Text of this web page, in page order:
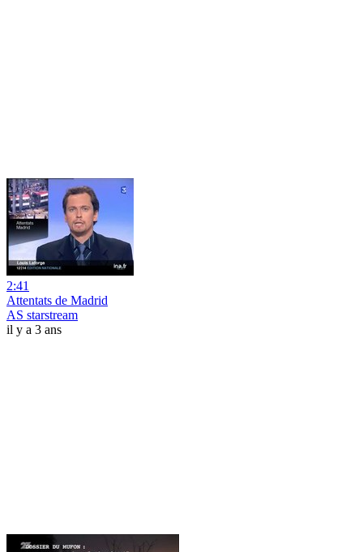
2:41
Attentats de Madrid
AS starstream
il y a 3 ans